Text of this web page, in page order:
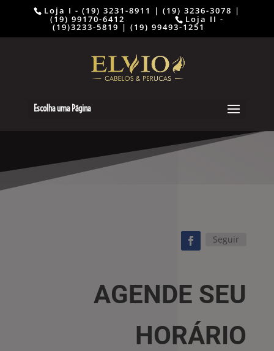
Loja I - (19) 3231-8911 | (19) 3236-3078 |
(19) 99170-6412 ⠀⠀⠀⠀⠀⠀ Loja II -
(19)3233-5819 | (19) 99493-1251
Escolha uma Página
Seguir
AGENDE SEU
HORÁRIO